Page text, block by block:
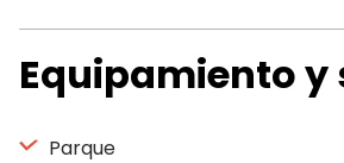
Equipamiento y
Parque